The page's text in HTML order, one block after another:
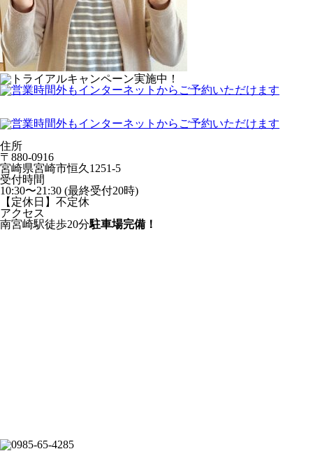
住所
〒880-0916
宮崎県宮崎市恒久1251-5
受付時間
10:30〜21:30 (最終受付20時)
【定休日】不定休
アクセス
南宮崎駅徒歩20分駐車場完備！